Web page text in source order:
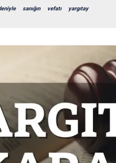
sanığın vefatı yargıtay